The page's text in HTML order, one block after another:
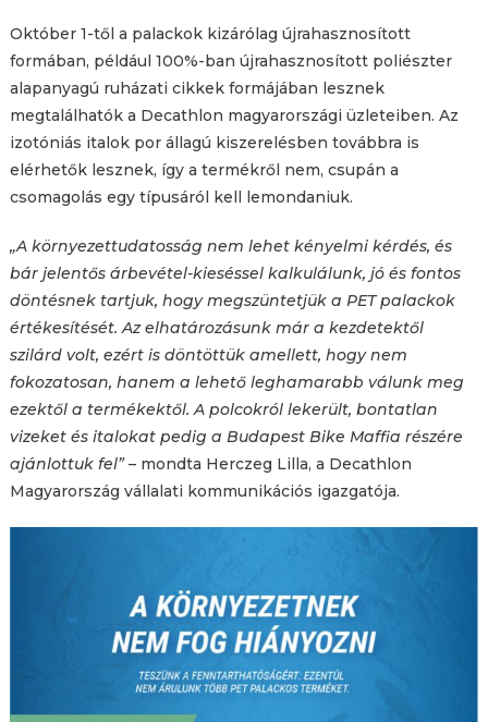
Október 1-től a palackok kizárólag újrahasznosított
formában, például 100%-ban újrahasznosított poliészter
alapanyagú ruházati cikkek formájában lesznek
megtalálhatók a Decathlon magyarországi üzleteiben. Az
izotóniás italok por állagú kiszerelésben továbbra is
elérhetők lesznek, így a termékről nem, csupán a
csomagolás egy típusáról kell lemondaniuk.
„A környezettudatosság nem lehet kényelmi kérdés, és
bár jelentős árbevétel-kieséssel kalkulálunk, jó és fontos
döntésnek tartjuk, hogy megszüntetjük a PET palackok
értékesítését. Az elhatározásunk már a kezdetektől
szilárd volt, ezért is döntöttük amellett, hogy nem
fokozatosan, hanem a lehető leghamarabb válunk meg
ezektől a termékektől. A polcokról lekerült, bontatlan
vizeket és italokat pedig a Budapest Bike Maffia részére
ajánlottuk fel”– mondta Herczeg Lilla, a Decathlon
Magyarország vállalati kommunikációs igazgatója.